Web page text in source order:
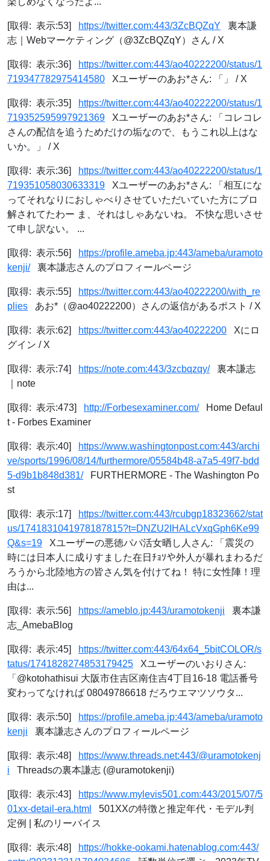
[取得: 表示:53] https://twitter.com:443/3ZcBQZqY 裏本謙
志｜Webマーケティング（@3ZcBQZqY）さん / X
[取得: 表示:36]
https://twitter.com:443/ao40222200/status/1
719347782975414580 Xユーザーのあお*さん: 「」 / X
[取得: 表示:35]
https://twitter.com:443/ao40222200/status/1
719352595997921369 Xユーザーのあお*さん: 「コレコレ
さんの配信を追うためだけの垢なので、もうこれ以上はな
いか。」 / X
[取得: 表示:36]
https://twitter.com:443/ao40222200/status/1
719351058030633319 Xユーザーのあお*さん: 「相互にな
ってそれなりにおしゃべりさせていただいていた方にブロ
解されてたわー ま、それはしゃあないね。 不快な思いさせ
て申し訳ない。 ...
[取得: 表示:56]
https://profile.ameba.jp:443/ameba/uramoto
kenji/裏本謙志さんのプロフィールページ
[取得: 表示:55]
https://twitter.com:443/ao40222200/with_re
plies あお*（@ao40222200）さんの返信があるポスト / X
[取得: 表示:62] https://twitter.com:443/ao40222200 Xにロ
グイン / X
[取得: 表示:74] https://note.com:443/3zcbqzqy/裏本謙志
｜note
[取得: 表示:473] http://Forbesexaminer.com/Home Defaul
t - Forbes Examiner
[取得: 表示:40]
https://www.washingtonpost.com:443/archi
ve/sports/1996/08/14/furthermore/05584b48-a7a5-49f7-bdd
5-d9b1b848d381/FURTHERMORE - The Washington Po
st
[取得: 表示:17]
https://twitter.com:443/rcubgp18323662/stat
us/1741831041978187815?t=DNZU2IHALcVxqGph6Ke99
Q&s=19 Xユーザーの悪徳パパ活女晒し人さん: 「震災の
時には日本人に成りすました在日ﾁｮｿや外人が暴れまわるだ
ろうから北陸地方の皆さん気を付けてね！ 特に女性陣！理
由は...
[取得: 表示:56] https://ameblo.jp:443/uramotokenji 裏本謙
志_AmebaBlog
[取得: 表示:45]
https://twitter.com:443/64x64_5bitCOLOR/s
tatus/1741828274853179425 Xユーザーのいおりさん:
「@kotohathisui 大阪市住吉区南住吉4丁目16-18 電話番号
変わってなければ 08049786618 だろウエマツソウタ...
[取得: 表示:50]
https://profile.ameba.jp:443/ameba/uramoto
kenji 裏本謙志さんのプロフィールページ
[取得: 表示:48]
https://www.threads.net:443/@uramotokenj
i Threadsの裏本謙志 (@uramotokenji)
[取得: 表示:43]
https://www.mylevis501.com:443/2015/07/5
01xx-detail-era.html
501XXの特徴と推定年代・モデル判
定例 | 私のリーバイス
[取得: 表示:48]
https://hokke-ookami.hatenablog.com:443/